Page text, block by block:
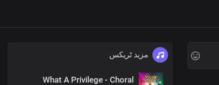
مزید ٹریکس
What A Privilege - Choral